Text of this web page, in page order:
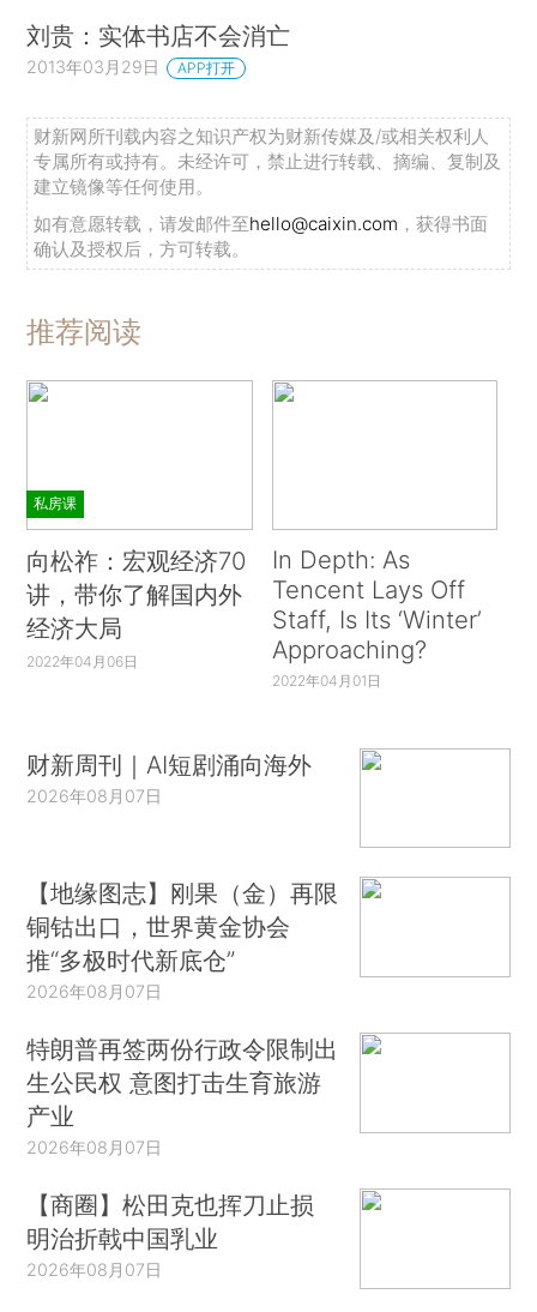
刘贵：实体书店不会消亡
2013年03月29日 APP打开
财新网所刊载内容之知识产权为财新传媒及/或相关权利人
专属所有或持有。未经许可，禁止进行转载、摘编、复制及
建立镜像等任何使用。
如有意愿转载，请发邮件至hello@caixin.com ，获得书面
确认及授权后，方可转载。
推荐阅读
私房课
向松祚：宏观经济70
讲，带你了解国内外
经济大局
2022年04月06日
In Depth: As
Tencent Lays Off
Staff, Is Its ‘Winter’
Approaching?
2022年04月01日
财新周刊｜AI短剧涌向海外
2026年08月07日
【地缘图志】刚果（金）再限
铜钴出口，世界黄金协会
推“多极时代新底仓”
2026年08月07日
特朗普再签两份行政令限制出
生公民权 意图打击生育旅游
产业
2026年08月07日
【商圈】松田克也挥刀止损
明治折戟中国乳业
2026年08月07日